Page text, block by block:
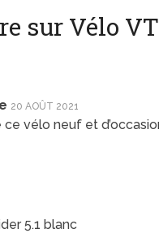
sur Vélo
20 AOÛT 2021
vélo neuf et
5.1 blanc